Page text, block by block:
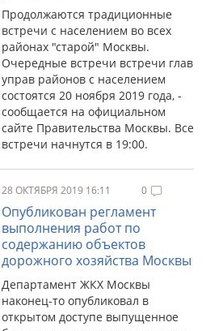
Продолжаются традиционные
встречи с населением во всех
районах "старой" Москвы.
Очередные встречи встречи глав
управ районов с населением
состоятся 20 ноября 2019 года, -
сообщается на официальном
сайте Правительства Москвы. Все
встречи начнутся в 19:00.
28 ОКТЯБРЯ 2019 16:11 0
Опубликован регламент
выполнения работ по
содержанию объектов
дорожного хозяйства Москвы
Департамент ЖКХ Москвы
наконец-то опубликовал в
открытом доступе выпущенное